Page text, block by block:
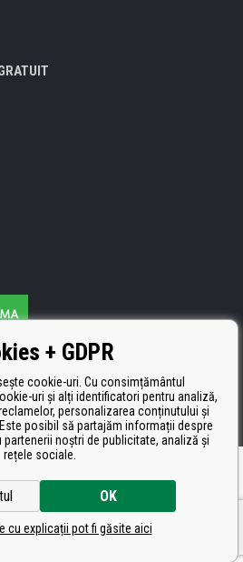
este certificat
solutionsBINARGON.cz
CDRmarket.ro
+ GDPR
cookie-uri. Cu consimțământul
uri și alți identificatori pentru analiză,
personalizarea conținutului și
posibil să partajăm informații despre
noștri de publicitate, analiză și
rețele sociale.
OK
cu explicații pot fi găsite aici